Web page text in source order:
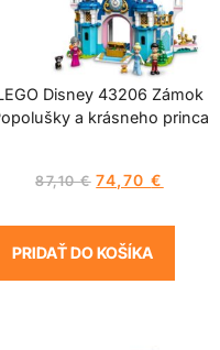
Disney 43206 Zámok
a krásneho princa
87,10€ 74,70€
PRIDAŤ DO KOŠÍKA